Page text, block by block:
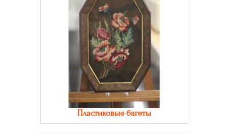
Пластиковые багеты